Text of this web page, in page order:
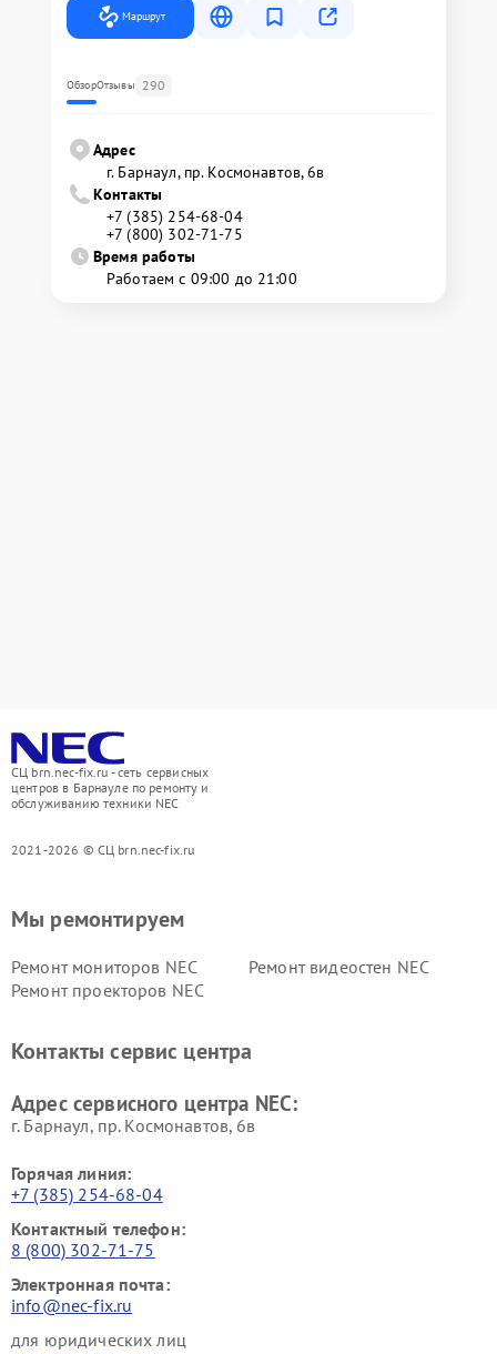
Маршрут
ОбзорОтзывы 290
Адрес
г. Барнаул, ​пр. Космонавтов, 6в
Контакты
+7 (385) 254-68-04
+7 (800) 302-71-75
Время работы
Работаем с 09:00 до 21:00
СЦ brn.nec-fix.ru - сеть сервисных
центров в Барнауле по ремонту и
обслуживанию техники NEC
2021-2026 © СЦ brn.nec-fix.ru
Мы ремонтируем
Ремонт мониторов NEC
Ремонт видеостен NEC
Ремонт проекторов NEC
Контакты сервис центра
Адрес сервисного центра NEC:
г. Барнаул, ​пр. Космонавтов, 6в
Горячая линия:
+7 (385) 254-68-04
Контактный телефон:
8 (800) 302-71-75
Электронная почта:
info@nec-fix.ru
для юридических лиц